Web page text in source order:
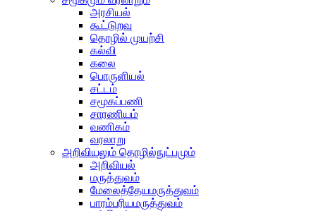
அரசியல்
கூட்டுறவு
தொழில் முயற்சி
கல்வி
கலை
பொருளியல்
சட்டம்
சமூகப்பணி
சாரணியம்
வணிகம்
வரலாறு
அறிவியலும் தொழில்நுட்பமும்
அறிவியல்
மருத்துவம்
மேலைத்தேயமருத்துவம்
பாரம்பரியமருத்துவம்